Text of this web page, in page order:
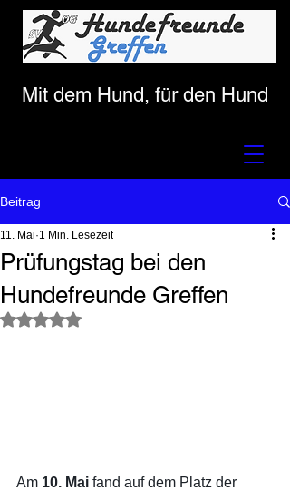
Mit dem Hund, für den Hund
Beitrag
Prüfungstag bei den
Hundefreunde Greffen
11. Mai 1 Min. Lesezeit
Mit NaN von 5 Sternen bewertet.
Am 10. Mai fand auf dem Platz der